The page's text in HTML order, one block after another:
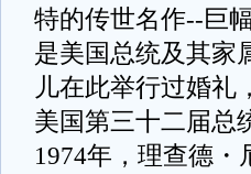
特的传世名作--巨
是美国总统及其家
儿在此举行过婚礼
美国第三十二届总
1974年，理查德